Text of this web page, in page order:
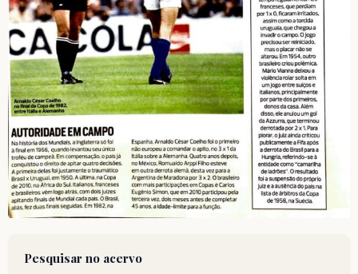
Pesquisar no acervo